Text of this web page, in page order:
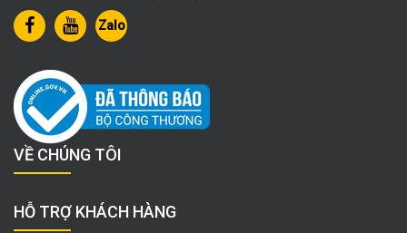
Zalo
VỀ CHÚNG TÔI
HỖ TRỢ KHÁCH HÀNG